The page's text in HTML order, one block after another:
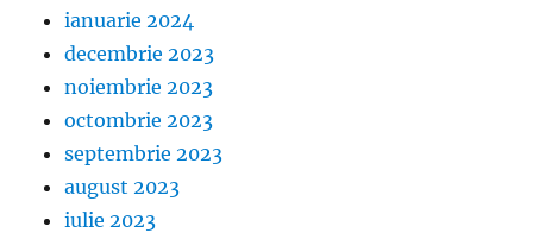
ianuarie 2024
decembrie 2023
noiembrie 2023
octombrie 2023
septembrie 2023
august 2023
iulie 2023